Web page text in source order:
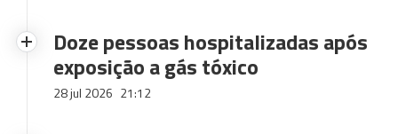
Doze pessoas hospitalizadas após
exposição a gás tóxico
28 jul 2026 21:12